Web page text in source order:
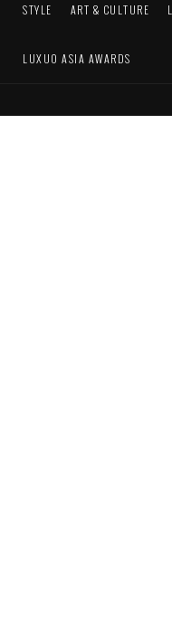
STYLE ART & CULTURE
LUXUO ASIA AWARDS